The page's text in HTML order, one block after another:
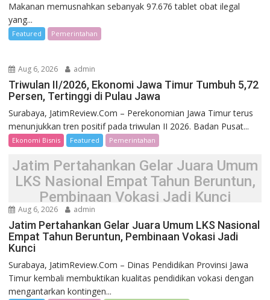
Makanan memusnahkan sebanyak 97.676 tablet obat ilegal
yang...
Featured Pemerintahan
Aug 6, 2026 admin
Triwulan II/2026, Ekonomi Jawa Timur Tumbuh 5,72
Persen, Tertinggi di Pulau Jawa
Surabaya, JatimReview.Com – Perekonomian Jawa Timur terus
menunjukkan tren positif pada triwulan II 2026. Badan Pusat...
Ekonomi Bisnis Featured Pemerintahan
Jatim Pertahankan Gelar Juara Umum
LKS Nasional Empat Tahun Beruntun,
Pembinaan Vokasi Jadi Kunci
Aug 6, 2026 admin
Jatim Pertahankan Gelar Juara Umum LKS Nasional
Empat Tahun Beruntun, Pembinaan Vokasi Jadi
Kunci
Surabaya, JatimReview.Com – Dinas Pendidikan Provinsi Jawa
Timur kembali membuktikan kualitas pendidikan vokasi dengan
mengantarkan kontingen...